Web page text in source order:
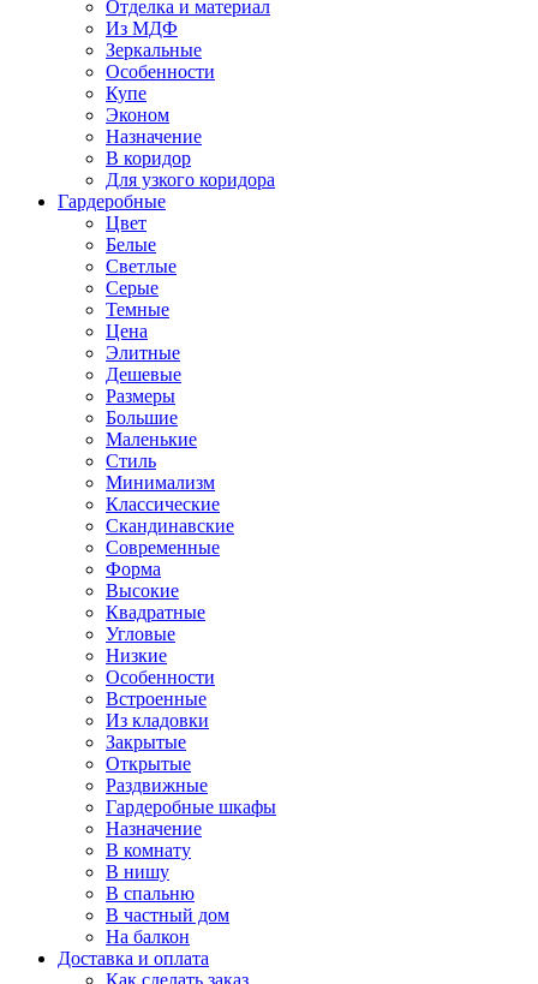
Отделка и материал
Из МДФ
Зеркальные
Особенности
Купе
Эконом
Назначение
В коридор
Для узкого коридора
Гардеробные
Цвет
Белые
Светлые
Серые
Темные
Цена
Элитные
Дешевые
Размеры
Большие
Маленькие
Стиль
Минимализм
Классические
Скандинавские
Современные
Форма
Высокие
Квадратные
Угловые
Низкие
Особенности
Встроенные
Из кладовки
Закрытые
Открытые
Раздвижные
Гардеробные шкафы
Назначение
В комнату
В нишу
В спальню
В частный дом
На балкон
Доставка и оплата
Как сделать заказ